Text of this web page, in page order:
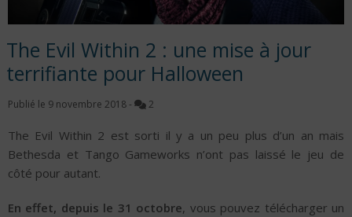
The Evil Within 2 : une mise à jour
terrifiante pour Halloween
Publié le 9 novembre 2018 - 2
The Evil Within 2 est sorti il y a un peu plus d’un an mais
Bethesda et Tango Gameworks n’ont pas laissé le jeu de
côté pour autant.
En effet, depuis le 31 octobre, vous pouvez télécharger un